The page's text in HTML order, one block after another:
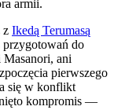
armii.
z Ikedą Terumasą
do
Masanori, ani
pierwszego
się w konflikt
kompromis —